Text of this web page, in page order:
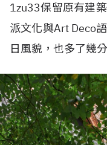
1zu33保留原有建
派文化與Art Deco
日風貌，也多了幾